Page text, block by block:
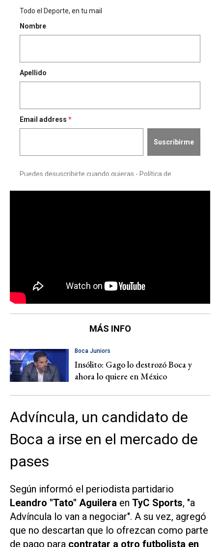
MÁS INFO
Boca Juniors
Insólito: Gago lo destrozó Boca y
ahora lo quiere en México
Advíncula, un candidato de
Boca a irse en el mercado de
pases
Según informó el periodista partidario
Leandro "Tato" Aguilera en TyC Sports, "a
Advíncula lo van a negociar". A su vez, agregó
que no descartan que lo ofrezcan como parte
de pago para contratar a otro futbolista en